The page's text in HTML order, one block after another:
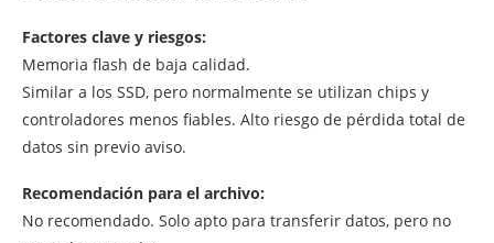
Factores clave y riesgos:
Memoria flash de baja calidad.
Similar a los SSD, pero normalmente se utilizan chips y
controladores menos fiables. Alto riesgo de pérdida total de
datos sin previo aviso.
Recomendación para el archivo:
No recomendado. Solo apto para transferir datos, pero no